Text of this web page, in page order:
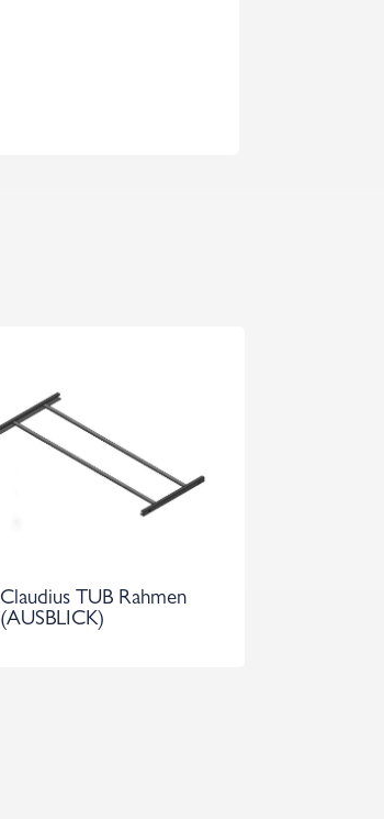
Claudius TUB Rahmen
(AUSBLICK)